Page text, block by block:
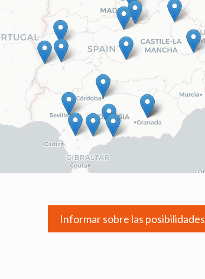
Informar sobre las posibilidades